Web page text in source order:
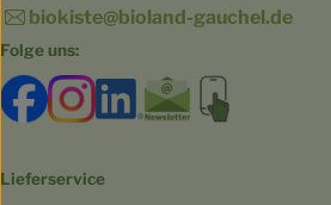
biokiste@bioland-gauchel.de
Folge uns:
Externer Link zu https://
Externer Link zu https://
Externer Link zu
Externer Link
Lieferservice